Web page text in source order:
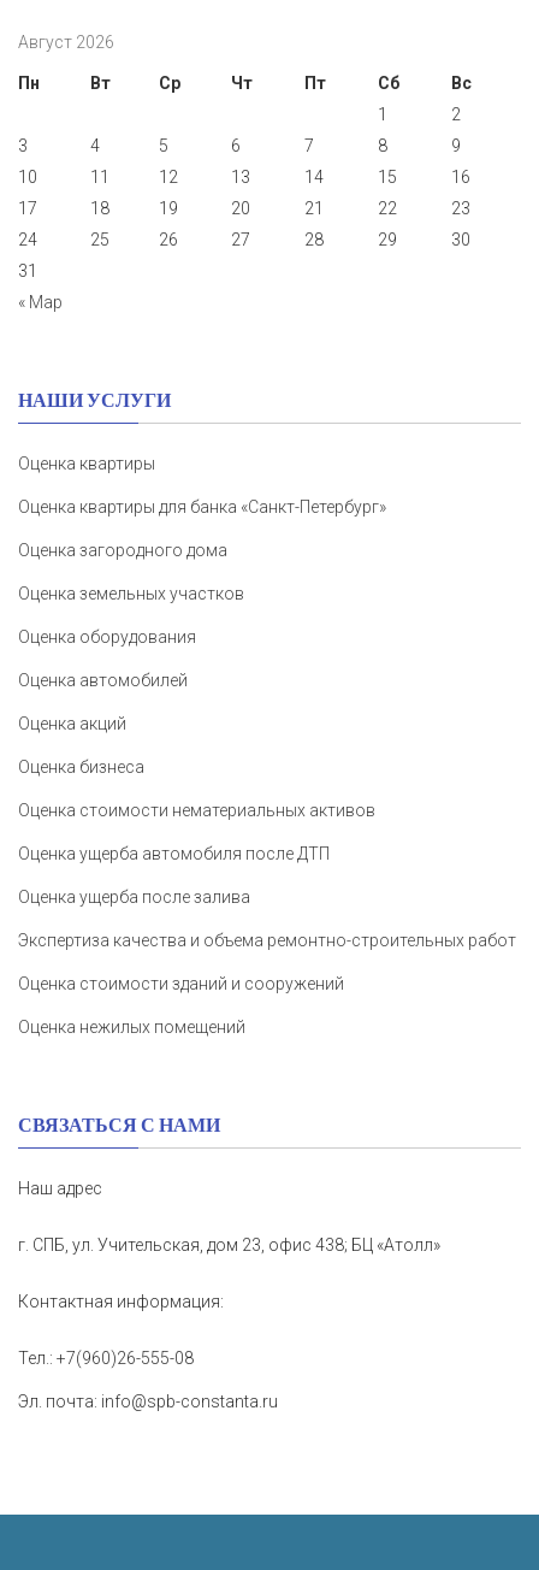
Август 2026
Пн Вт Ср Чт Пт Сб Вс
« Мар
1
2
3
4 5 6 7 8
9
10
11 12 13 14 15
16
17
18 19 20 21 22
23
24
25 26 27 28 29
30
31
НАШИ УСЛУГИ
Оценка квартиры
Оценка квартиры для банка «Санкт-Петербург»
Оценка загородного дома
Оценка земельных участков
Оценка оборудования
Оценка автомобилей
Оценка акций
Оценка бизнеса
Оценка стоимости нематериальных активов
Оценка ущерба автомобиля после ДТП
Оценка ущерба после залива
Экспертиза качества и объема ремонтно-строительных работ
Оценка стоимости зданий и сооружений
Оценка нежилых помещений
СВЯЗАТЬСЯ С НАМИ
Наш адрес
г. СПБ, ул. Учительская, дом 23, офис 438; БЦ «Атолл»
Контактная информация:
Тел.: +7(960)26-555-08
Эл. почта: info@spb-constanta.ru